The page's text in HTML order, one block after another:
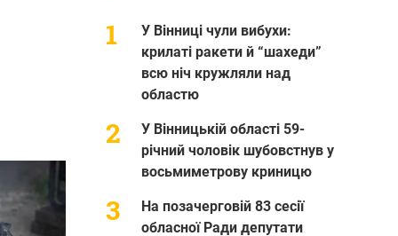
У Вінниці чули вибухи:
крилаті ракети й “шахеди”
всю ніч кружляли над
областю
У Вінницькій області 59-
річний чоловік шубовстнув у
восьмиметрову криницю
На позачерговій 83 сесії
обласної Ради депутати